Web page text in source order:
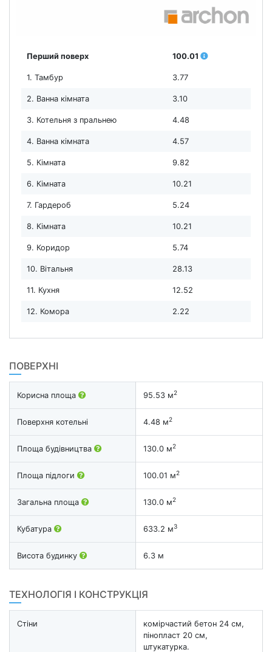
Перший поверх 100.01
1. Тамбур 3.77
2. Ванна кімната 3.10
3. Котельня з пральнею 4.48
4. Ванна кімната 4.57
5. Кімната 9.82
6. Кімната 10.21
7. Гардероб 5.24
8. Кімната 10.21
9. Коридор 5.74
10. Вітальня 28.13
11. Кухня 12.52
12. Комора 2.22
ПОВЕРХНІ
Корисна площа 95.53 м2
Поверхня котельні 4.48 м2
Площа будівництва 130.0 м2
Площа підлоги 100.01 м2
Загальна площа 130.0 м2
Кубатура 633.2 м3
Висота будинку 6.3 м
ТЕХНОЛОГІЯ І КОНСТРУКЦІЯ
Стіни
комірчастий бетон 24 см,
пінопласт 20 см,
штукатурка.